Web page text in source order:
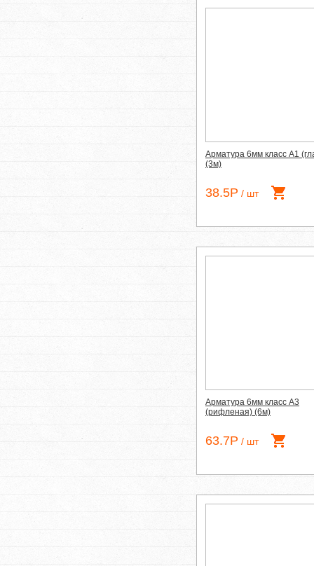
Арматура 6мм класс А1
(3м)
38.5Р / шт
Арматура 6мм класс А3
(рифленая) (6м)
63.7Р / шт